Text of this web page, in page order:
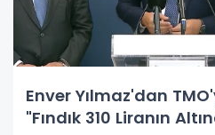
Enver Yılmaz'dan
"Fındık 310 Liranın